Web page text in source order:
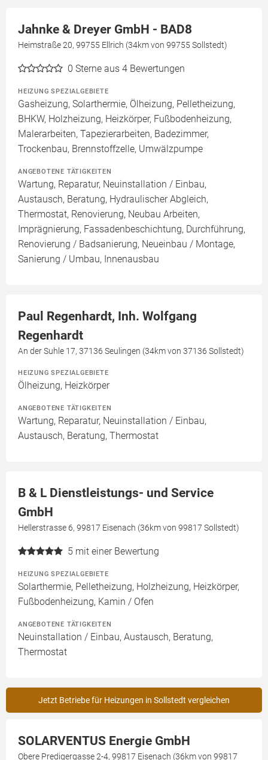
Jahnke & Dreyer GmbH - BAD8
Heimstraße 20, 99755 Ellrich (34km von 99755 Sollstedt)
0 Sterne aus 4 Bewertungen
HEIZUNG SPEZIALGEBIETE
Gasheizung, Solarthermie, Ölheizung, Pelletheizung,
BHKW, Holzheizung, Heizkörper, Fußbodenheizung,
Malerarbeiten, Tapezierarbeiten, Badezimmer,
Trockenbau, Brennstoffzelle, Umwälzpumpe
ANGEBOTENE TÄTIGKEITEN
Wartung, Reparatur, Neuinstallation / Einbau,
Austausch, Beratung, Hydraulischer Abgleich,
Thermostat, Renovierung, Neubau Arbeiten,
Imprägnierung, Fassadenbeschichtung, Durchführung,
Renovierung / Badsanierung, Neueinbau / Montage,
Sanierung / Umbau, Innenausbau
Paul Regenhardt, Inh. Wolfgang
Regenhardt
An der Suhle 17, 37136 Seulingen (34km von 37136 Sollstedt)
HEIZUNG SPEZIALGEBIETE
Ölheizung, Heizkörper
ANGEBOTENE TÄTIGKEITEN
Wartung, Reparatur, Neuinstallation / Einbau,
Austausch, Beratung, Thermostat
B & L Dienstleistungs- und Service
GmbH
Hellerstrasse 6, 99817 Eisenach (36km von 99817 Sollstedt)
5 mit einer Bewertung
HEIZUNG SPEZIALGEBIETE
Solarthermie, Pelletheizung, Holzheizung, Heizkörper,
Fußbodenheizung, Kamin / Ofen
ANGEBOTENE TÄTIGKEITEN
Neuinstallation / Einbau, Austausch, Beratung,
Thermostat
Jetzt Betriebe für Heizungen in Sollstedt vergleichen
SOLARVENTUS Energie GmbH
Obere Predigergasse 2-4, 99817 Eisenach (36km von 99817